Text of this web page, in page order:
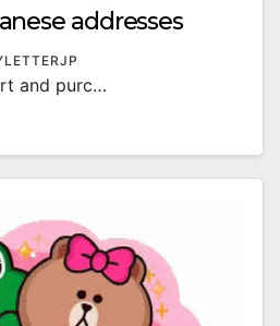
addresses
and purc…